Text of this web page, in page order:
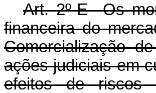
Art. 2º-E Os
financeira do
Comercialização
ações judiciais em
efeitos de riscos